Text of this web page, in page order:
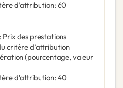
d’attribution: 60
: Prix des prestations
critère d’attribution
(pourcentage, valeur
d’attribution: 40